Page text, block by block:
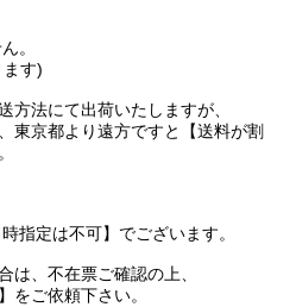
。
す)
法にて出荷いたしますが、
東京都より遠方ですと【送料が割
指定は不可】でございます。
、不在票ご確認の上、
をご依頼下さい。